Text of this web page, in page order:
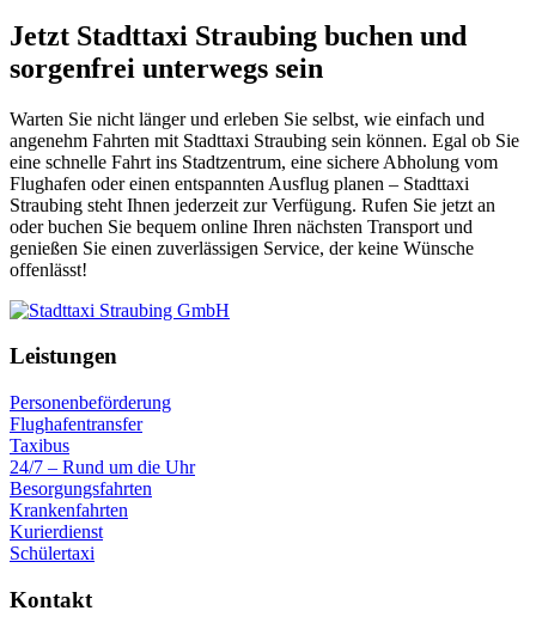
Jetzt Stadttaxi Straubing buchen und
sorgenfrei unterwegs sein
Warten Sie nicht länger und erleben Sie selbst, wie einfach und
angenehm Fahrten mit Stadttaxi Straubing sein können. Egal ob Sie
eine schnelle Fahrt ins Stadtzentrum, eine sichere Abholung vom
Flughafen oder einen entspannten Ausflug planen – Stadttaxi
Straubing steht Ihnen jederzeit zur Verfügung. Rufen Sie jetzt an
oder buchen Sie bequem online Ihren nächsten Transport und
genießen Sie einen zuverlässigen Service, der keine Wünsche
offenlässt!
Leistungen
Personenbeförderung
Flughafentransfer
Taxibus
24/7 – Rund um die Uhr
Besorgungsfahrten
Krankenfahrten
Kurierdienst
Schülertaxi
Kontakt